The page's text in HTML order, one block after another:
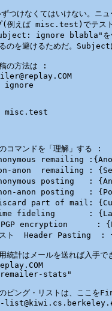
つけなくてはいけない。ニュ
(例えば misc.test)でテス
ignore blabla"を使
のを避けるためだ。
の方法は :
ignore
misc.test
コマンドを「理解」する :
remailing
anon  remailing :
posting   :
anon posting   :
part of mail:
time fideling       :
PGP encryption      :
スト  Header Pasting  :
統計はメールを送れば入手で
stats"
ピング・リストは、ここを